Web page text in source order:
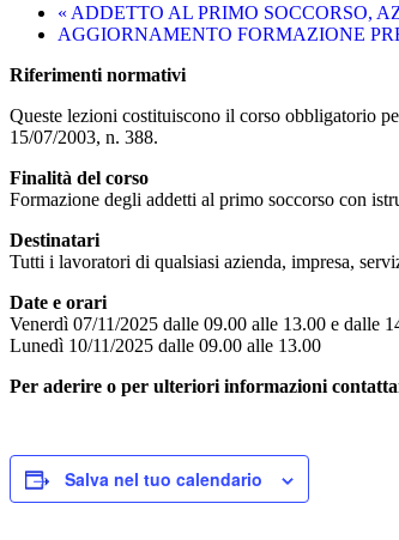
« ADDETTO AL PRIMO SOCCORSO,
AGGIORNAMENTO FORMAZIONE
Riferimenti normativi
Queste lezioni costituiscono il corso obbligatorio
15/07/2003, n. 388.
Finalità del corso
Formazione degli addetti al primo soccorso con
Destinatari
Tutti i lavoratori di qualsiasi azienda, impresa,
Date e orari
Venerdì 07/11/2025 dalle 09.00 alle 13.00 e dalle
Lunedì 10/11/2025 dalle 09.00 alle 13.00
Per aderire o per ulteriori informazioni
Salva nel tuo calendario